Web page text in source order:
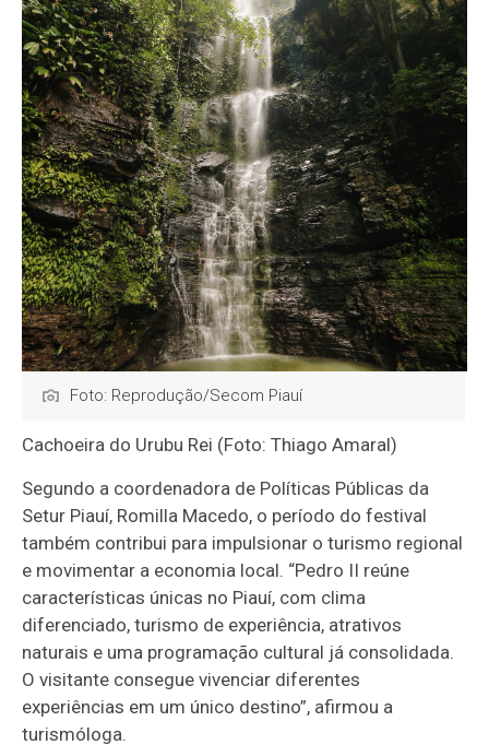
Foto: Reprodução/Secom Piauí
Cachoeira do Urubu Rei (Foto: Thiago Amaral)
Segundo a coordenadora de Políticas Públicas da
Setur Piauí, Romilla Macedo, o período do festival
também contribui para impulsionar o turismo regional
e movimentar a economia local. “Pedro II reúne
características únicas no Piauí, com clima
diferenciado, turismo de experiência, atrativos
naturais e uma programação cultural já consolidada.
O visitante consegue vivenciar diferentes
experiências em um único destino”, afirmou a
turismóloga.